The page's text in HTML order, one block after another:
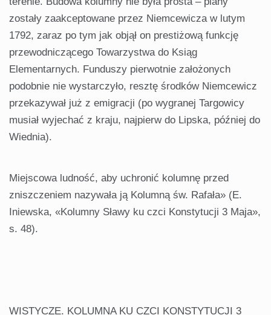
zostały zaakceptowane przez Niemcewicza w lutym
1792, zaraz po tym jak objął on prestiżową funkcję
przewodniczącego Towarzystwa do Ksiąg
Elementarnych. Funduszy pierwotnie założonych
podobnie nie wystarczyło, resztę środków Niemcewicz
przekazywał już z emigracji (po wygranej Targowicy
musiał wyjechać z kraju, najpierw do Lipska, później do
Wiednia).
Miejscowa ludność, aby uchronić kolumnę przed
zniszczeniem nazywała ją Kolumną św. Rafała» (E.
Iniewska, «Kolumny Sławy ku czci Konstytucji 3 Maja»,
s. 48).
WISTYCZE. KOLUMNA KU CZCI KONSTYTUCJI 3